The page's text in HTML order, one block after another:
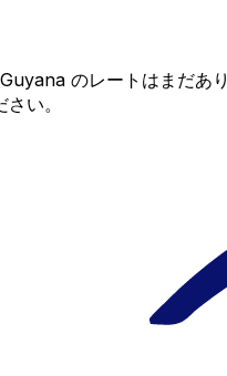
のレートはまだあ
い。